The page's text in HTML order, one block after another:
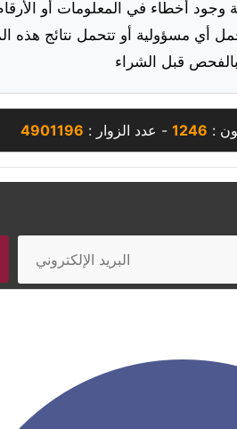
أخطاء في المعلومات أو
أي مسؤولية أو تتحمل نتائج هذه
:
1246 - عدد الزوار : 4901196